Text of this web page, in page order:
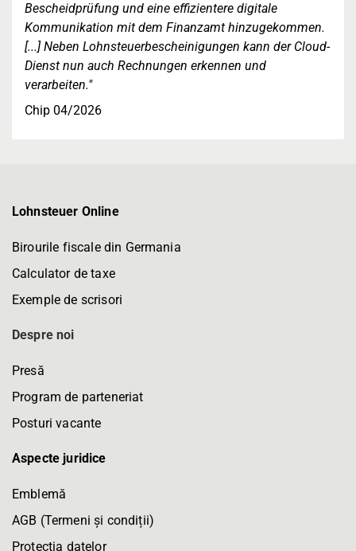
Bescheidprüfung und eine effizientere digitale
Kommunikation mit dem Finanzamt hinzugekommen.
[...] Neben Lohnsteuerbescheinigungen kann der Cloud-
Dienst nun auch Rechnungen erkennen und
verarbeiten."
Chip 04/2026
Lohnsteuer Online
Birourile fiscale din Germania
Calculator de taxe
Exemple de scrisori
Despre noi
Presă
Program de parteneriat
Posturi vacante
Aspecte juridice
Emblemă
AGB (Termeni și condiții)
Protecția datelor